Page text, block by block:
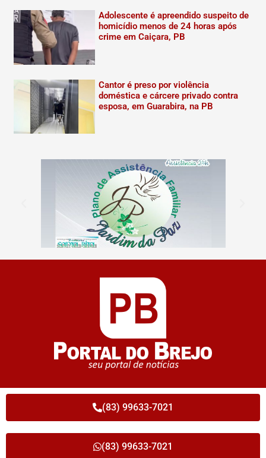
Adolescente é apreendido suspeito de
homicídio menos de 24 horas após
crime em Caiçara, PB
Cantor é preso por violência
doméstica e cárcere privado contra
esposa, em Guarabira, na PB
(83) 99633-7021
(83) 99633-7021